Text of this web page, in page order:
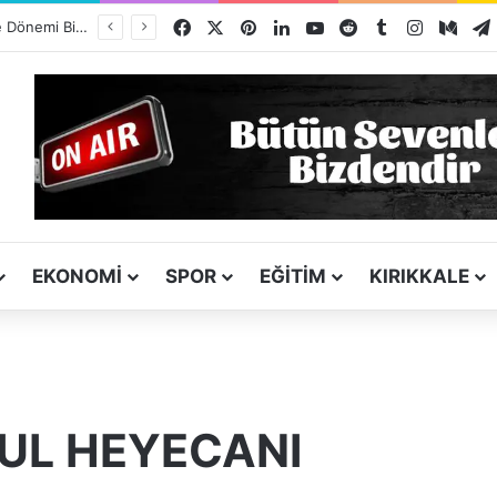
Kız Kardeşini Öldüren Firari Mandırada Yakalandı Facebook PinterestLinkedInYouTubeRedditTumblrInstagram
EKONOMI SPOR EĞITIM KIRIKKALE
HEYECANI